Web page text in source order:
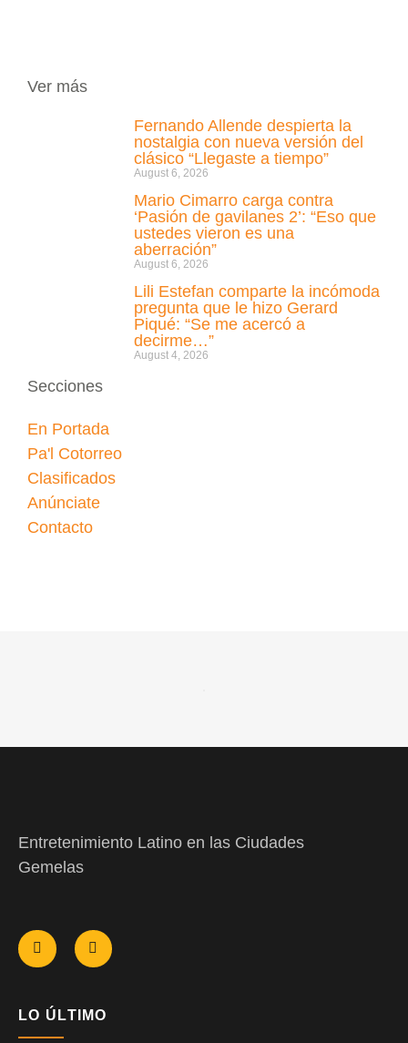
Ver más
Fernando Allende despierta la
nostalgia con nueva versión del
clásico “Llegaste a tiempo”
August 6, 2026
Mario Cimarro carga contra
‘Pasión de gavilanes 2’: “Eso que
ustedes vieron es una
aberración”
August 6, 2026
Lili Estefan comparte la incómoda
pregunta que le hizo Gerard
Piqué: “Se me acercó a
decirme…”
August 4, 2026
Secciones
En Portada
Pa'l Cotorreo
Clasificados
Anúnciate
Contacto
Entretenimiento Latino en las Ciudades
Gemelas
LO ÚLTIMO